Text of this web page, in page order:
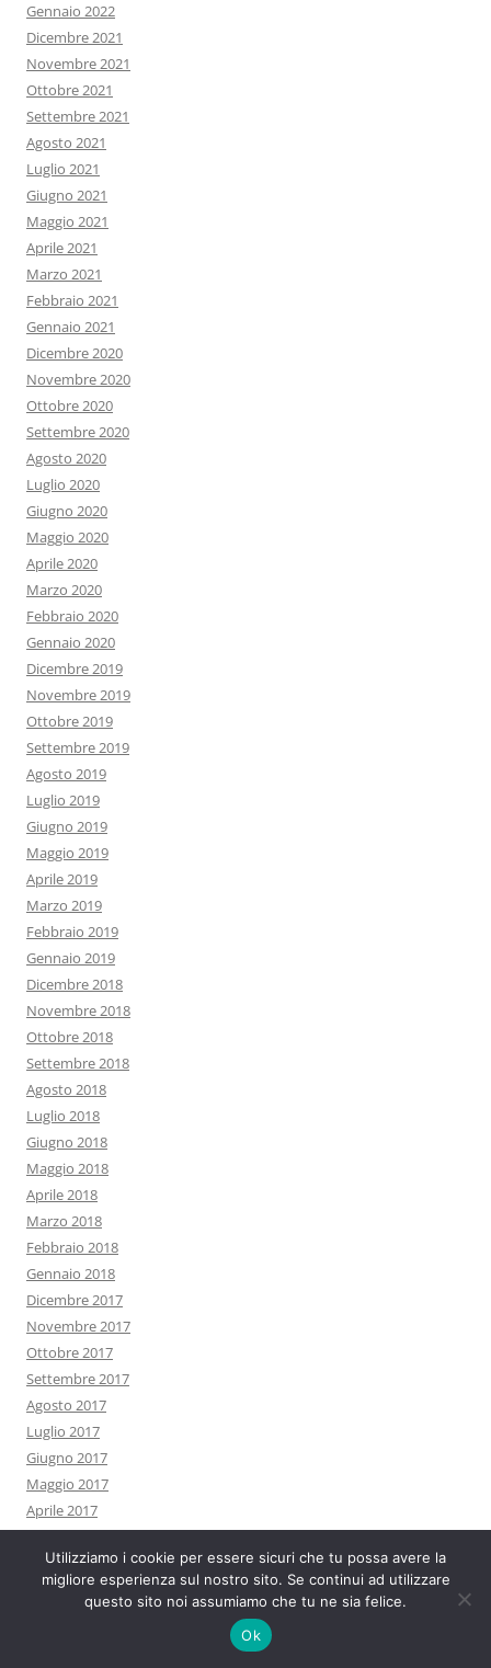
Gennaio 2022
Dicembre 2021
Novembre 2021
Ottobre 2021
Settembre 2021
Agosto 2021
Luglio 2021
Giugno 2021
Maggio 2021
Aprile 2021
Marzo 2021
Febbraio 2021
Gennaio 2021
Dicembre 2020
Novembre 2020
Ottobre 2020
Settembre 2020
Agosto 2020
Luglio 2020
Giugno 2020
Maggio 2020
Aprile 2020
Marzo 2020
Febbraio 2020
Gennaio 2020
Dicembre 2019
Novembre 2019
Ottobre 2019
Settembre 2019
Agosto 2019
Luglio 2019
Giugno 2019
Maggio 2019
Aprile 2019
Marzo 2019
Febbraio 2019
Gennaio 2019
Dicembre 2018
Novembre 2018
Ottobre 2018
Settembre 2018
Agosto 2018
Luglio 2018
Giugno 2018
Maggio 2018
Aprile 2018
Marzo 2018
Febbraio 2018
Gennaio 2018
Dicembre 2017
Novembre 2017
Ottobre 2017
Settembre 2017
Agosto 2017
Luglio 2017
Giugno 2017
Maggio 2017
Aprile 2017
Febbraio 2017
Gennaio 2017
Dicembre 2016
Utilizziamo i cookie per essere sicuri che tu possa avere la
migliore esperienza sul nostro sito. Se continui ad utilizzare
questo sito noi assumiamo che tu ne sia felice.
Ok